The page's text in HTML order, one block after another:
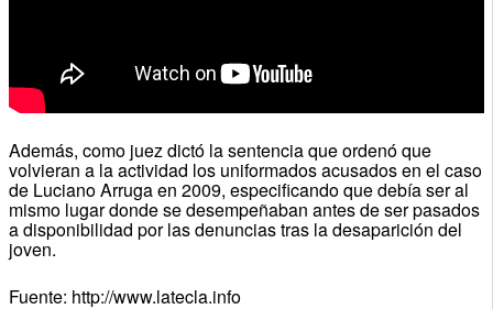
Además, como juez dictó la sentencia que ordenó que
volvieran a la actividad los uniformados acusados en el caso
de Luciano Arruga en 2009, especificando que debía ser al
mismo lugar donde se desempeñaban antes de ser pasados
a disponibilidad por las denuncias tras la desaparición del
joven.
Fuente: http://www.latecla.info